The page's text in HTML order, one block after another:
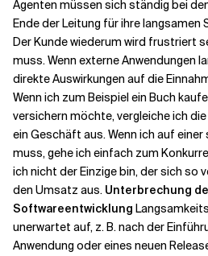
Verwandte Themen
Agenten müssen sich ständig bei
Ende der Leitung für ihre langsamen
Der Kunde wiederum wird frustriert
muss. Wenn externe Anwendungen
direkte Auswirkungen auf die
Wenn ich zum Beispiel ein Buch
versichern möchte, vergleiche ich
ein Geschäft aus. Wenn ich auf
muss, gehe ich einfach zum
ich nicht der Einzige bin, der sich so
den Umsatz aus. Unterbrechung
Softwareentwicklung
unerwartet auf, z. B. nach der
Anwendung oder eines neuen